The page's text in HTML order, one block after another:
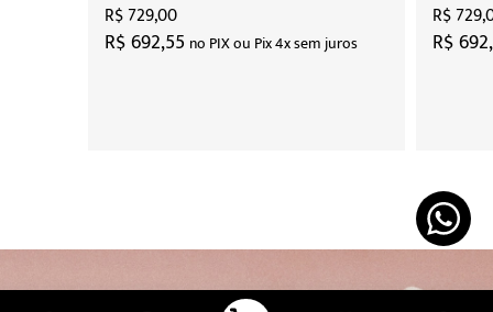
R$ 692,55 no PIX ou Pix 4x sem juros
R$ 729,00
R$
R$